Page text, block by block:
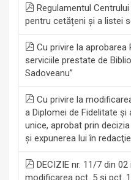
Regulamentul
pentru cetățeni şi a listei
Cu privire la aprobarea
serviciile prestate de
Sadoveanu”
Cu privire la
a Diplomei de Fidelitate
unice, aprobat prin
şi expunerea lui în
DECIZIE nr. 11/7 din
modificarea pct. 5 şi pct.